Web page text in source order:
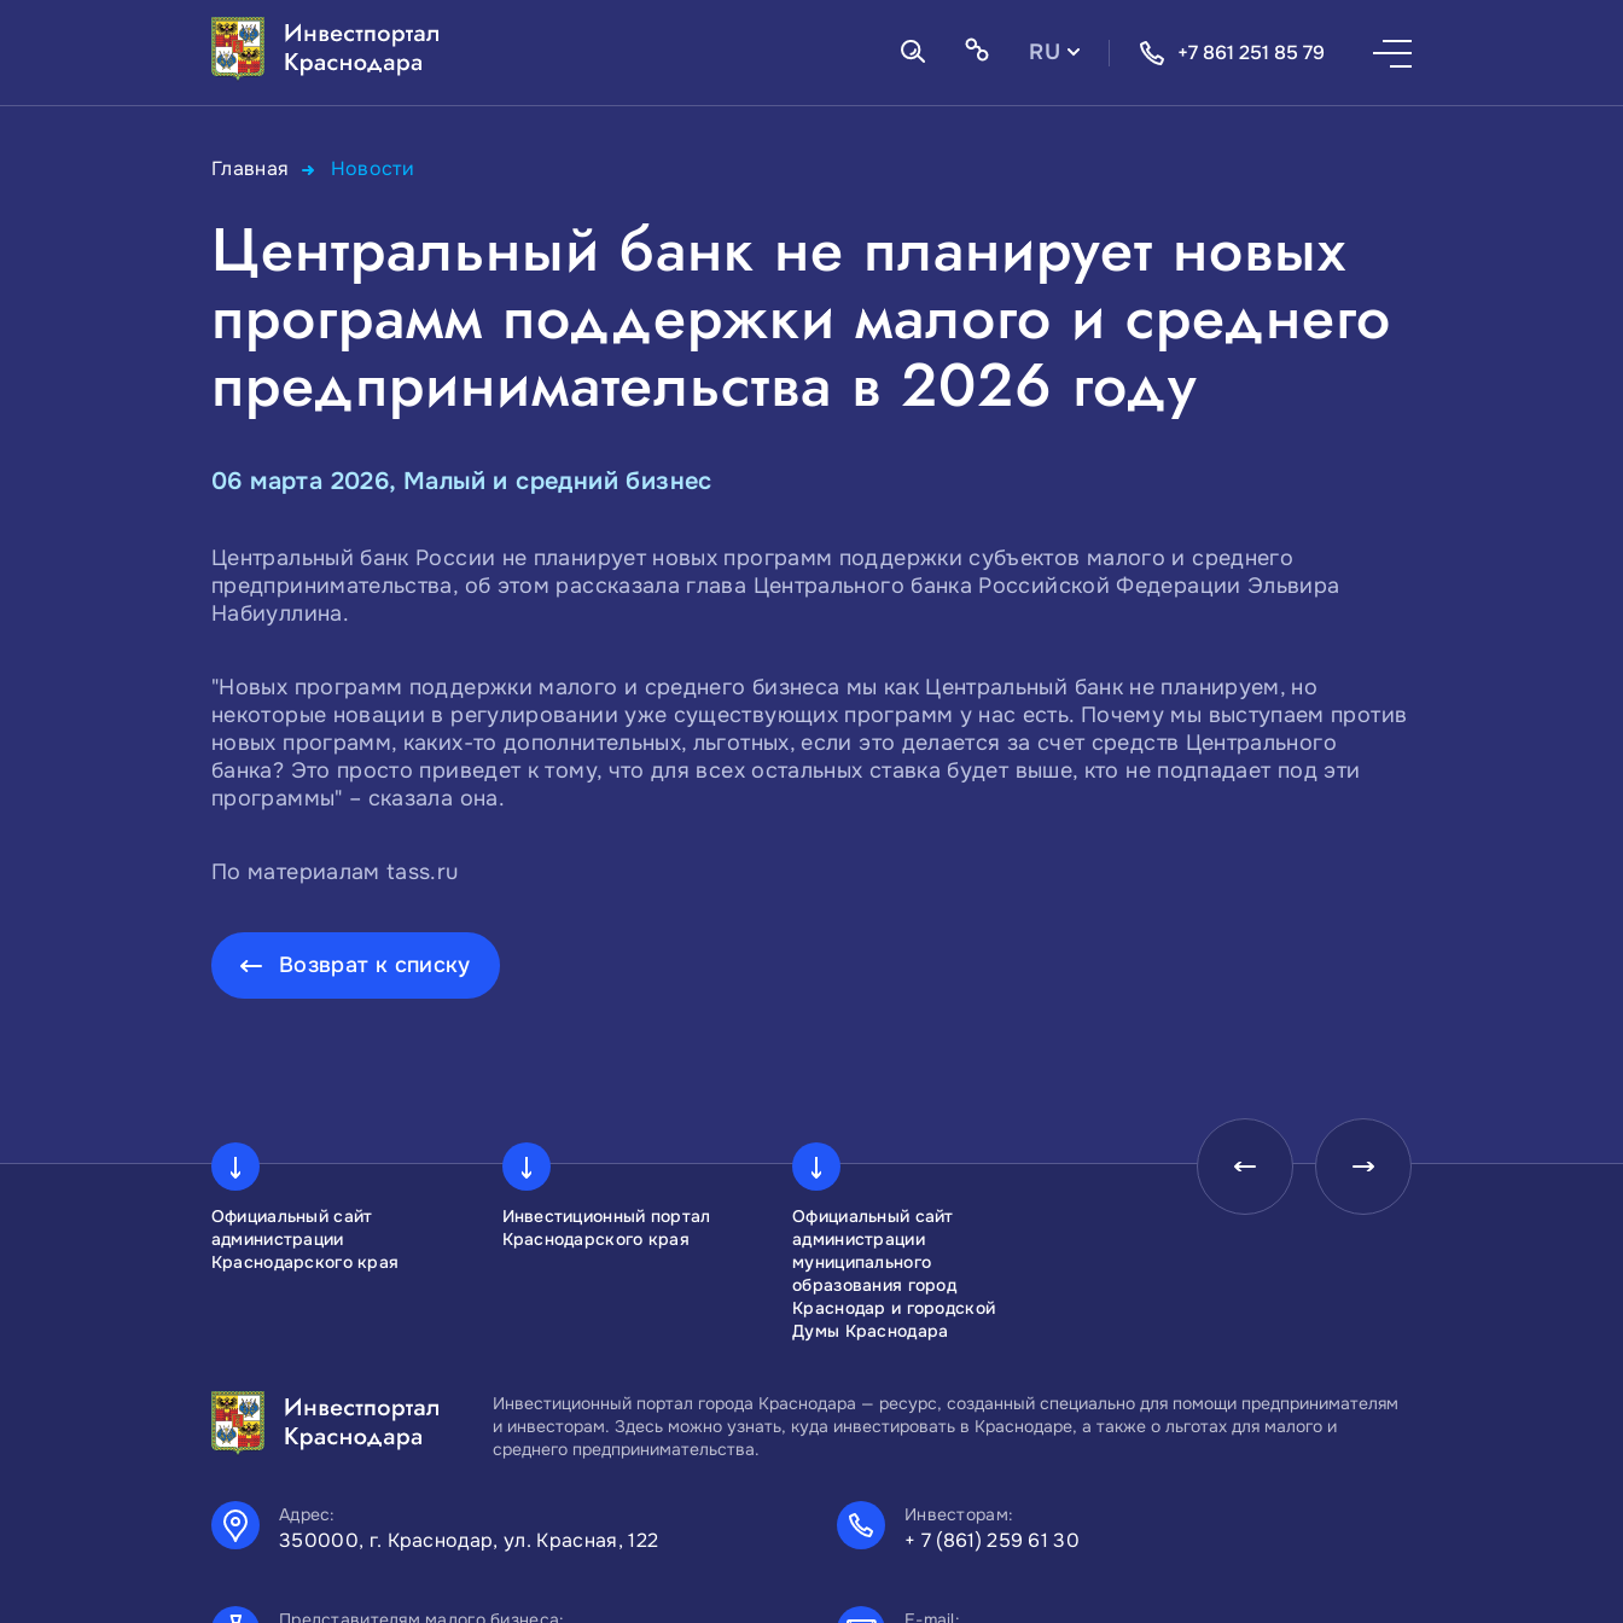
RU
+7 861 251 85 79
Главная Новости
Центральный банк не планирует новых
программ поддержки малого и среднего
предпринимательства в 2026 году
06 марта 2026, Малый и средний бизнес
Центральный банк России не планирует новых программ поддержки субъектов малого и среднего
предпринимательства, об этом рассказала глава Центрального банка Российской Федерации Эльвира
Набиуллина.
"Новых программ поддержки малого и среднего бизнеса мы как Центральный банк не планируем, но
некоторые новации в регулировании уже существующих программ у нас есть. Почему мы выступаем против
новых программ, каких-то дополнительных, льготных, если это делается за счет средств Центрального
банка? Это просто приведет к тому, что для всех остальных ставка будет выше, кто не подпадает под эти
программы" – сказала она.
По материалам tass.ru
Возврат к списку
Официальный сайт
администрации
Краснодарского края
Инвестиционный портал
Краснодарского края
Официальный сайт
администрации
муниципального
образования город
Краснодар и городской
Думы Краснодара
Малое и среднее
Центр координации
Инвестиционный портал города Краснодара — ресурс, созданный специально для помощи предпринимателям
и инвесторам. Здесь можно узнать, куда инвестировать в Краснодаре, а также о льготах для малого и
среднего предпринимательства.
Адрес:
350000, г. Краснодар, ул. Красная, 122
Инвесторам:
+ 7 (861) 259 61 30